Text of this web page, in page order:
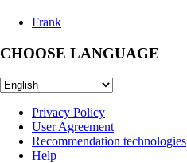
Frank
CHOOSE LANGUAGE
Privacy Policy
User Agreement
Recommendation technologies
Help